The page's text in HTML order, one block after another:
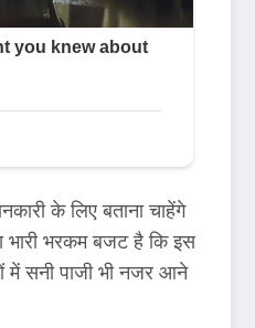
के लिए बताना चाहेंगे
भारी भरकम बजट है कि इस
में सनी पाजी भी नजर आने